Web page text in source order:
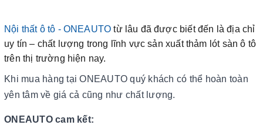
Nội thất ô tô - ONEAUTO từ lâu đã được biết đến là địa chỉ
uy tín – chất lượng trong lĩnh vực sản xuất thảm lót sàn ô tô
trên thị trường hiện nay.
Khi mua hàng tại ONEAUTO quý khách có thể hoàn toàn
yên tâm về giá cả cũng như chất lượng.
ONEAUTO cam kết: